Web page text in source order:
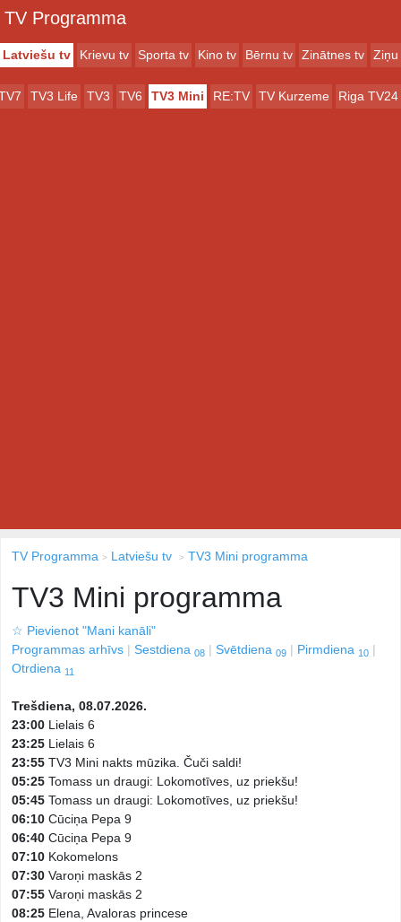
TV Programma
Latviešu tv Krievu tv Sporta tv Kino tv Bērnu tv Zinātnes tv Ziņu
TV3 Life TV3 TV6 TV3 Mini RE:TV TV Kurzeme Riga TV24
TV Programma Latviešu tv TV3 Mini programma
TV3 Mini programma
☆ Pievienot "Mani kanāli"
Programmas arhīvs
Sestdiena 08 Svētdiena 09 Pirmdiena 10
Otrdiena 11
Trešdiena, 08.07.2026.
23:00 Lielais 6
23:25 Lielais 6
23:55 TV3 Mini nakts mūzika. Čuči saldi!
05:25 Tomass un draugi: Lokomotīves, uz priekšu!
05:45 Tomass un draugi: Lokomotīves, uz priekšu!
06:10 Cūciņa Pepa 9
06:40 Cūciņa Pepa 9
07:10 Kokomelons
07:30 Varoņi maskās 2
07:55 Varoņi maskās 2
08:25 Elena, Avaloras princese